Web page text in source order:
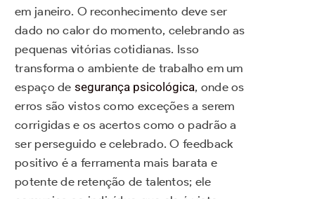
em janeiro. O reconhecimento deve ser
dado no calor do momento, celebrando as
pequenas vitórias cotidianas. Isso
transforma o ambiente de trabalho em um
espaço desegurança psicológica, onde os
erros são vistos como exceções a serem
corrigidas e os acertos como o padrão a
ser perseguido e celebrado. O feedback
positivo é a ferramenta mais barata e
potente de retenção de talentos; ele